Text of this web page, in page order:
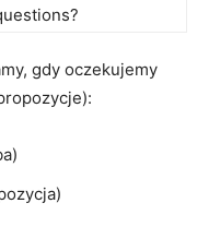
gdy oczekujemy